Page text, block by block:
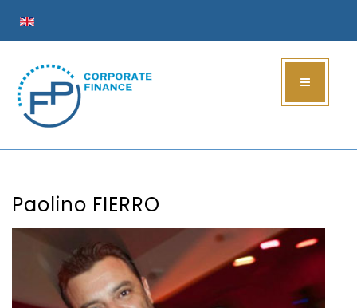
Paolino FIERRO